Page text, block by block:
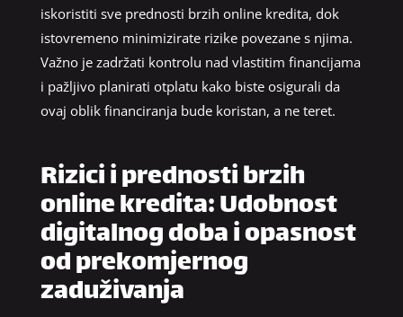
iskoristiti sve prednosti brzih online kredita, dok
istovremeno minimizirate rizike povezane s njima.
Važno je zadržati kontrolu nad vlastitim financijama
i pažljivo planirati otplatu kako biste osigurali da
ovaj oblik financiranja bude koristan, a ne teret.
Rizici i prednosti brzih
online kredita: Udobnost
digitalnog doba i opasnost
od prekomjernog
zaduživanja